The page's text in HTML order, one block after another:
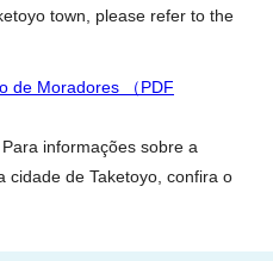
town, please refer to the
de Moradores （PDF
Para informações sobre a
cidade de Taketoyo, confira o